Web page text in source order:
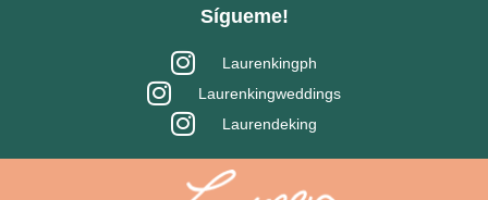
Sígueme!
Laurenkingph
Laurenkingweddings
Laurendeking